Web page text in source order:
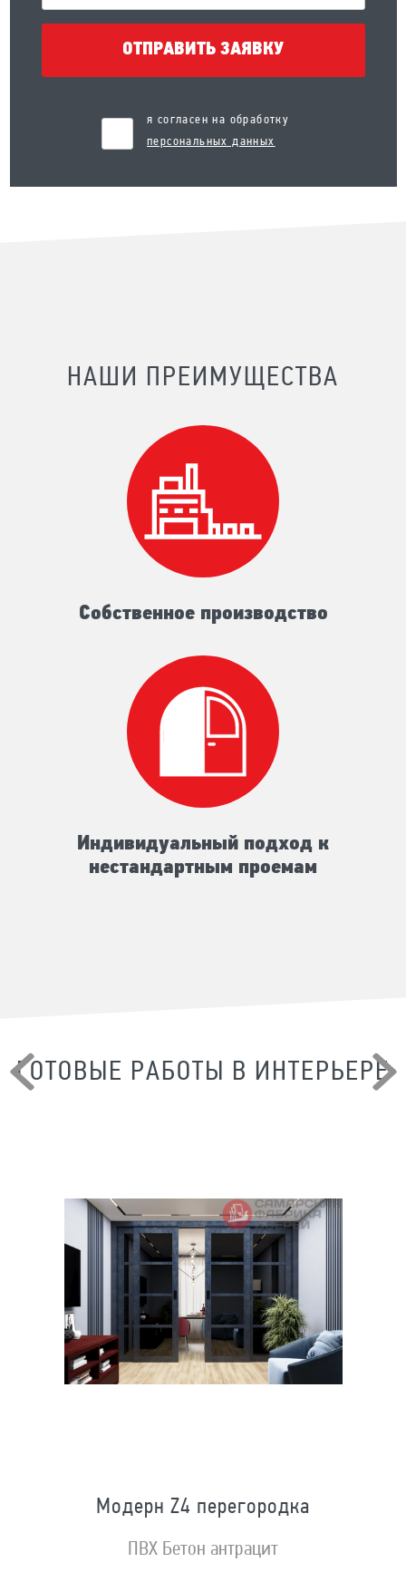
ОТПРАВИТЬ ЗАЯВКУ
я согласен на обработку
персональных данных
НАШИ ПРЕИМУЩЕСТВА
Собственное производство
Индивидуальный подход к
нестандартным проемам
ГОТОВЫЕ РАБОТЫ В ИНТЕРЬЕРЕ
Модерн Z4 перегородка
ПВХ Бетон антрацит